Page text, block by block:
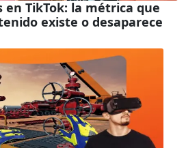
en TikTok: la métrica que
existe o desaparece